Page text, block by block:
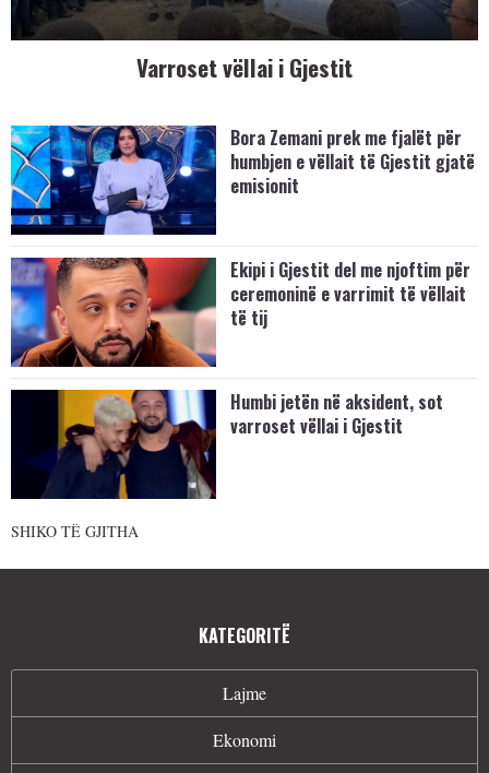
Varroset vëllai i Gjestit
Bora Zemani prek me fjalët për
humbjen e vëllait të Gjestit gjatë
emisionit
Ekipi i Gjestit del me njoftim për
ceremoninë e varrimit të vëllait
të tij
Humbi jetën në aksident, sot
varroset vëllai i Gjestit
SHIKO TË GJITHA
KATEGORITË
Lajme
Ekonomi